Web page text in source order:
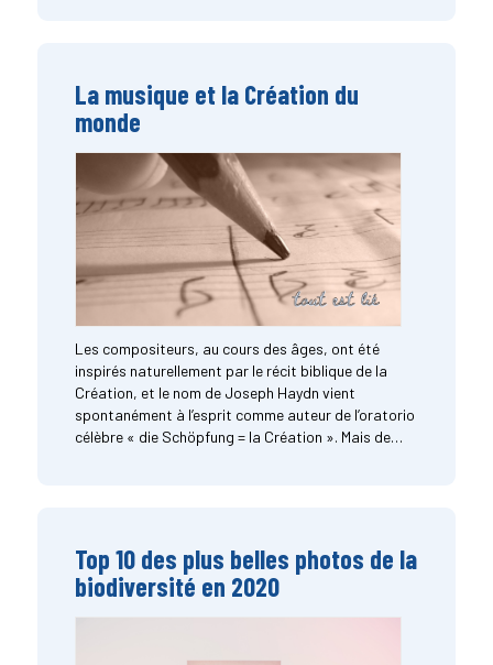
La musique et la Création du
monde
Les compositeurs, au cours des âges, ont été
inspirés naturellement par le récit biblique de la
Création, et le nom de Joseph Haydn vient
spontanément à l’esprit comme auteur de l’oratorio
célèbre « die Schöpfung = la Création ». Mais de…
Top 10 des plus belles photos de la
biodiversité en 2020